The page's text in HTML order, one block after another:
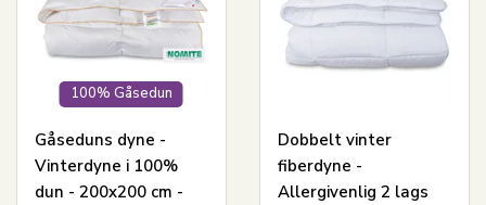
100% Gåsedun
Gåseduns dyne -
Vinterdyne i 100%
dun - 200x200 cm -
Dobbelt vinter
fiberdyne -
Allergivenlig 2 lags